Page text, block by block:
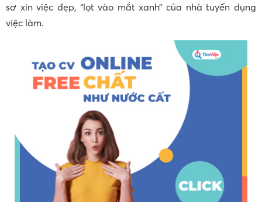
sơ xin việc đẹp, “lọt vào mắt xanh” của nhà tuyển dụng
việc làm.